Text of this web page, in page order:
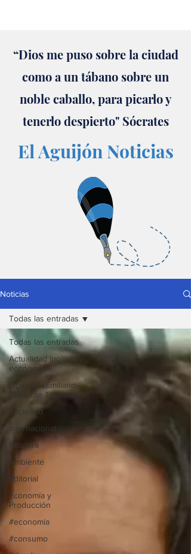
“Dios me puso sobre la ciudad
como a un tábano sobre un
noble caballo, para picarlo y
tenerlo despierto" Sócrates
El Aguijón Noticias
Noticias
Todas las entradas
Actualidad (política y
economía)
Opinión - Emiliano
Damonte Taborda
Sociedad
Internacional
Bitácora
Ambiente
Editorial
Economía y
Producción
#economia
#consumo
Todas las entradas